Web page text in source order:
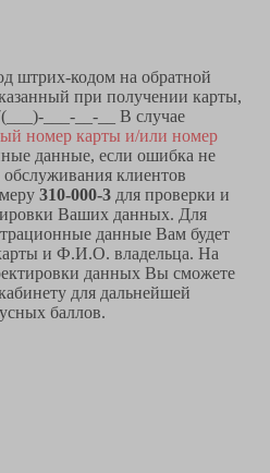
штрих-кодом на обратной
при получении карты,
___-__-__ В случае
номер карты и/или номер
данные, если ошибка не
обслуживания клиентов
310-000-3 для проверки и
Ваших данных. Для
данные Вам будет
и Ф.И.О. владельца. На
данных Вы сможете
для дальнейшей
баллов.